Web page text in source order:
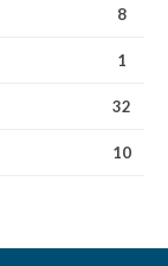
8
1
32
10